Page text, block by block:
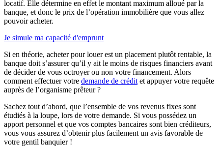
locatif. Elle détermine en effet le montant maximum alloué par la
banque, et donc le prix de l’opération immobilière que vous allez
pouvoir acheter.
Je simule ma capacité d'emprunt
Si en théorie, acheter pour louer est un placement plutôt rentable, la
banque doit s’assurer qu’il y ait le moins de risques financiers avant
de décider de vous octroyer ou non votre financement. Alors
comment effectuer votre demande de crédit et appuyer votre requête
auprès de l’organisme prêteur ?
Sachez tout d’abord, que l’ensemble de vos revenus fixes sont
étudiés à la loupe, lors de votre demande. Si vous possédez un
apport personnel et que vos comptes bancaires sont bien créditeurs,
vous vous assurez d’obtenir plus facilement un avis favorable de
votre gentil banquier !